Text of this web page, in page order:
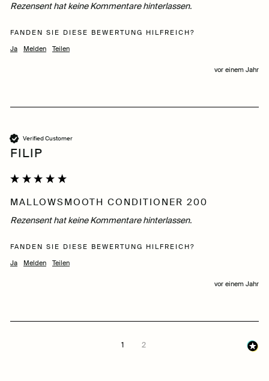
Rezensent hat keine Kommentare hinterlassen.
FANDEN SIE DIESE BEWERTUNG HILFREICH?
Ja
Melden Teilen
vor einem Jahr
Verified Customer
FILIP
MALLOWSMOOTH CONDITIONER 200
Rezensent hat keine Kommentare hinterlassen.
FANDEN SIE DIESE BEWERTUNG HILFREICH?
Ja
Melden Teilen
vor einem Jahr
1 2